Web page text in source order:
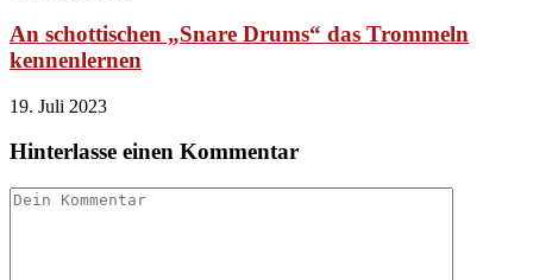
An schottischen „Snare Drums“ das Trommeln
kennenlernen
19. Juli 2023
Hinterlasse einen Kommentar